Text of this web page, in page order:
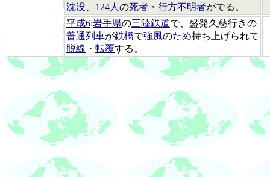
沈没
124人 の死者 ・ 行方不明者がでる。
平成6:岩手県の三陸鉄道で、盛発久慈行きの
普通列車が鉄橋で強風のため持ち上げられて
脱線 ・ 転覆する。